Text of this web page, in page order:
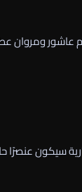
عاشور ومروان
سيكون